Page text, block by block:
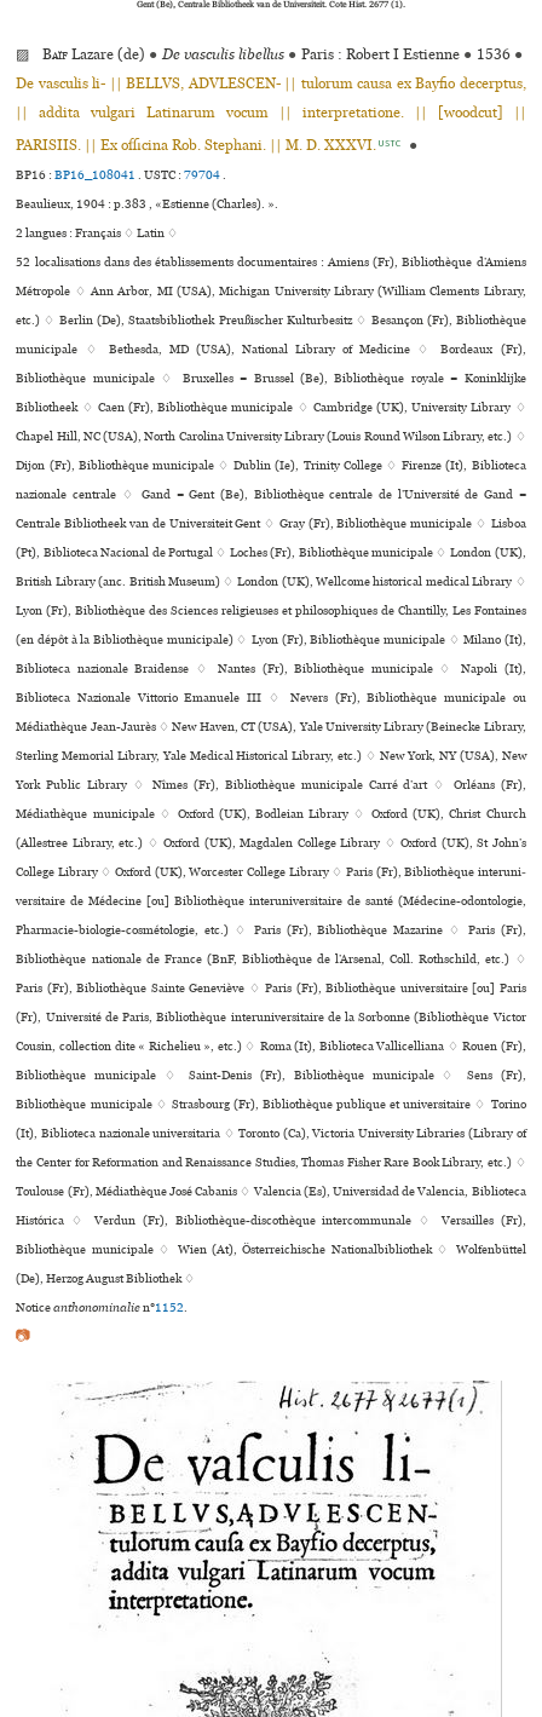
Gent (Be), Centrale Bibliotheek van de Universiteit. Cote Hist. 2677 (1).
▨Baïf Lazare (de) ● De vasculis libellus ● Paris : Robert I Estienne ● 1536 ●
De vasculis li- || BELLVS, ADVLESCEN- || tulorum causa ex Bayfio decerptus,
|| addita vulgari Latinarum vocum || interpretatione. || [woodcut] ||
PARISIIS. || Ex officina Rob. Stephani. || M. D. XXXVI. USTC ●
BP16 :BP16_108041 .USTC :79704.
Beaulieux, 1904 : p.383 , «Estienne (Charles). ».
2 langues :Français ♢Latin ♢
52 localisations dans des établissements documentaires : Amiens (Fr), Bibliothèque d’Amiens
Métropole ♢ Ann Arbor, MI (USA), Michigan University Library (William Clements Library,
etc.) ♢ Berlin (De), Staatsbibliothek Preußischer Kulturbesitz ♢ Besançon (Fr), Bibliothèque
muni­ci­pale ♢ Bethesda, MD (USA), National Library of Medicine ♢ Bordeaux (Fr),
Bibliothèque muni­ci­pale ♢ Bruxelles = Brussel (Be), Bibliothèque royale = Koninklijke
Bibliotheek ♢ Caen (Fr), Bibliothèque muni­ci­pale ♢ Cambridge (UK), University Library ♢
Chapel Hill, NC (USA), North Carolina University Library (Louis Round Wilson Library, etc.) ♢
Dijon (Fr), Bibliothèque muni­ci­pale ♢ Dublin (Ie), Trinity College ♢ Firenze (It), Biblioteca
nazio­nale cen­trale ♢ Gand = Gent (Be), Bibliothèque centrale de l’Université de Gand =
Centrale Bibliotheek van de Universiteit Gent ♢ Gray (Fr), Bibliothèque muni­ci­pale ♢ Lisboa
(Pt), Biblioteca Nacional de Portugal ♢ Loches (Fr), Bibliothèque muni­ci­pale ♢ London (UK),
British Library (anc. British Museum) ♢ London (UK), Wellcome his­to­ri­cal medi­cal Library ♢
Lyon (Fr), Bibliothèque des Sciences reli­gieu­ses et phi­lo­so­phi­ques de Chantilly, Les Fontaines
(en dépôt à la Bibliothèque muni­ci­pale) ♢ Lyon (Fr), Bibliothèque muni­ci­pale ♢ Milano (It),
Biblioteca nazio­nale Braidense ♢ Nantes (Fr), Bibliothèque muni­ci­pale ♢ Napoli (It),
Biblioteca Nazionale Vittorio Emanuele III ♢ Nevers (Fr), Bibliothèque muni­ci­pale ou
Médiathèque Jean-Jaurès ♢ New Haven, CT (USA), Yale University Library (Beinecke Library,
Sterling Memorial Library, Yale Medical Historical Library, etc.) ♢ New York, NY (USA), New
York Public Library ♢ Nîmes (Fr), Bibliothèque muni­ci­pale Carré d’art ♢ Orléans (Fr),
Médiathèque muni­ci­pale ♢ Oxford (UK), Bodleian Library ♢ Oxford (UK), Christ Church
(Allestree Library, etc.) ♢ Oxford (UK), Magdalen College Library ♢ Oxford (UK), St John’s
College Library ♢ Oxford (UK), Worcester College Library ♢ Paris (Fr), Bibliothèque inte­ru­ni­
ver­si­taire de Médecine [ou] Bibliothèque inte­ru­ni­ver­si­taire de santé (Médecine-odon­to­lo­gie,
Pharmacie-bio­lo­gie-cos­mé­to­lo­gie, etc.) ♢ Paris (Fr), Bibliothèque Mazarine ♢ Paris (Fr),
Bibliothèque nationale de France (BnF, Bibliothèque de l’Arsenal, Coll. Rothschild, etc.) ♢
Paris (Fr), Bibliothèque Sainte Geneviève ♢ Paris (Fr), Bibliothèque uni­ver­si­taire [ou] Paris
(Fr), Université de Paris, Bibliothèque inte­ru­ni­ver­si­taire de la Sorbonne (Bibliothèque Victor
Cousin, collection dite « Richelieu », etc.) ♢ Roma (It), Biblioteca Vallicelliana ♢ Rouen (Fr),
Bibliothèque muni­ci­pale ♢ Saint-Denis (Fr), Bibliothèque muni­ci­pale ♢ Sens (Fr),
Bibliothèque muni­ci­pale ♢ Strasbourg (Fr), Bibliothèque publi­que et uni­ver­si­taire ♢ Torino
(It), Biblioteca nazio­nale uni­ver­si­ta­ria ♢ Toronto (Ca), Victoria University Libraries (Library of
the Center for Reformation and Renaissance Studies, Thomas Fisher Rare Book Library, etc.) ♢
Toulouse (Fr), Médiathèque José Cabanis ♢ Valencia (Es), Universidad de Valencia, Biblioteca
Histórica ♢ Verdun (Fr), Bibliothèque-dis­co­thè­que inter­com­mu­nale ♢ Versailles (Fr),
Bibliothèque muni­ci­pale ♢ Wien (At), Österreichische Nationalbibliothek ♢ Wolfenbüttel
(De), Herzog August Bibliothek ♢
Noticeanthonominalien°1152.
📷